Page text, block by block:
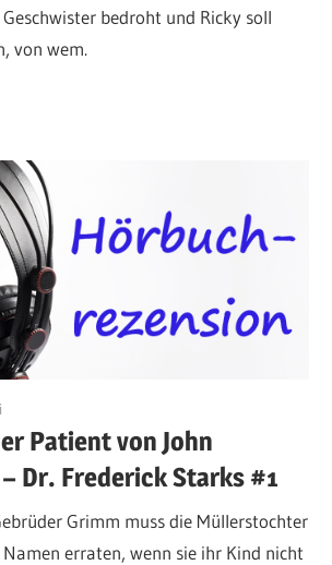
bedroht und Ricky soll
von wem.
Patient von John
Dr. Frederick Starks #1
Grimm muss die Müllerstochter
erraten, wenn sie ihr Kind nicht